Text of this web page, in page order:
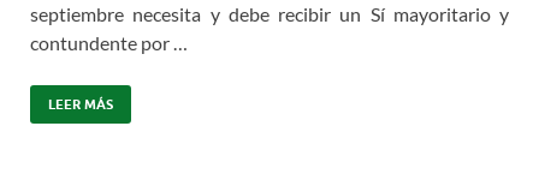
septiembre necesita y debe recibir un Sí mayoritario y
contundente por …
LEER MÁS